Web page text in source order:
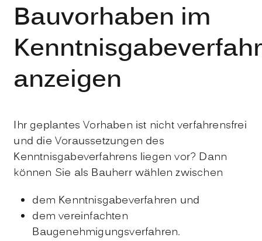
Bauvorhaben im
anzeigen
Ihr geplantes Vorhaben ist nicht verfahrensfrei
und die Voraussetzungen des
Kenntnisgabeverfahrens liegen vor? Dann
können Sie als Bauherr wählen zwischen
dem Kenntnisgabeverfahren und
dem vereinfachten
Baugenehmigungsverfahren.